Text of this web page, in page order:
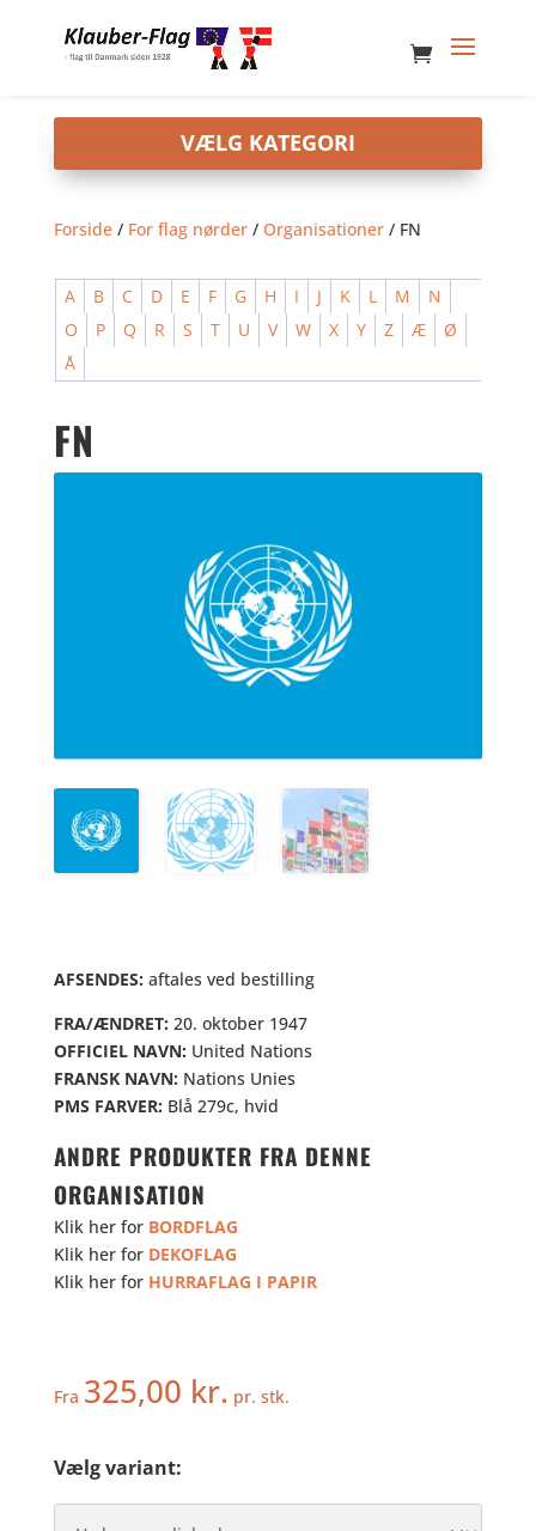
Forside/ For flag nørder/ Organisationer/ FN
A B C D E F G H I J K L M
N
O
P Q R S T U V W X Y Z Æ
Ø
Å
FN
AFSENDES: aftales ved bestilling
FRA/ÆNDRET: 20. oktober 1947
OFFICIEL NAVN: United Nations
FRANSK NAVN: Nations Unies
PMS FARVER: Blå 279c, hvid
ANDRE PRODUKTER FRA DENNE
ORGANISATION
Klik her for BORDFLAG
Klik her for DEKOFLAG
Klik her for HURRAFLAG I PAPIR
Fra 325,00 kr. pr. stk.
Vælg variant: